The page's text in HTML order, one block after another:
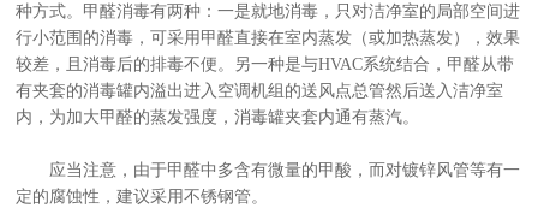
种方式。甲醛消毒有两种：一是就地消毒，只对洁净室的局部空间进
行小范围的消毒，可采用甲醛直接在室内蒸发（或加热蒸发），效果
较差，且消毒后的排毒不便。另一种是与HVAC系统结合，甲醛从带
有夹套的消毒罐内溢出进入空调机组的送风点总管然后送入洁净室
内，为加大甲醛的蒸发强度，消毒罐夹套内通有蒸汽。
应当注意，由于甲醛中多含有微量的甲酸，而对镀锌风管等有一
定的腐蚀性，建议采用不锈钢管。